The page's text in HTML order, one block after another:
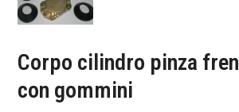
Corpo cilindro pinza
con gommini